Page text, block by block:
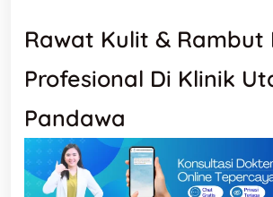
Rawat Kulit & Rambut
Profesional Di Klinik
Pandawa